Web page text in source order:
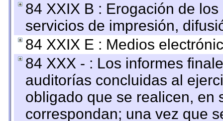
84 XXIX B : Erogación de
servicios de impresión,
84 XXIX E : Medios
84 XXX - : Los informes
auditorías concluidas al
obligado que se realicen, en
correspondan; una vez que